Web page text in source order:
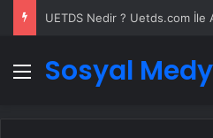
Menü
Sosyal